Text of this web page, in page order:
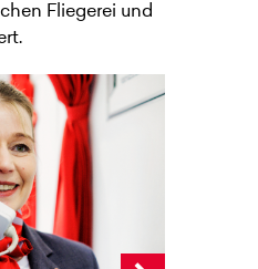
Fliegerei und